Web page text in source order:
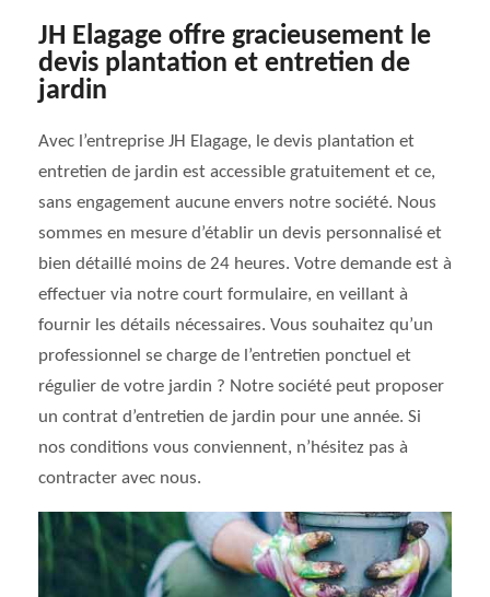
JH Elagage offre gracieusement le
devis plantation et entretien de
jardin
Avec l’entreprise JH Elagage, le devis plantation et
entretien de jardin est accessible gratuitement et ce,
sans engagement aucune envers notre société. Nous
sommes en mesure d’établir un devis personnalisé et
bien détaillé moins de 24 heures. Votre demande est à
effectuer via notre court formulaire, en veillant à
fournir les détails nécessaires. Vous souhaitez qu’un
professionnel se charge de l’entretien ponctuel et
régulier de votre jardin ? Notre société peut proposer
un contrat d’entretien de jardin pour une année. Si
nos conditions vous conviennent, n’hésitez pas à
contracter avec nous.